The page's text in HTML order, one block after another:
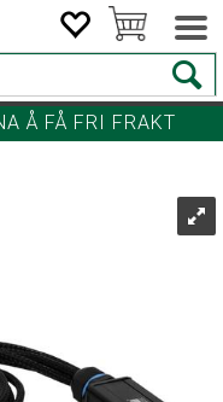
Å FÅ FRI FRAKT